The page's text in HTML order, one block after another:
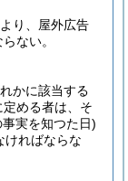
り、屋外広告
ない。
かに該当する
定める者は、そ
実を知つた日)
ければならな